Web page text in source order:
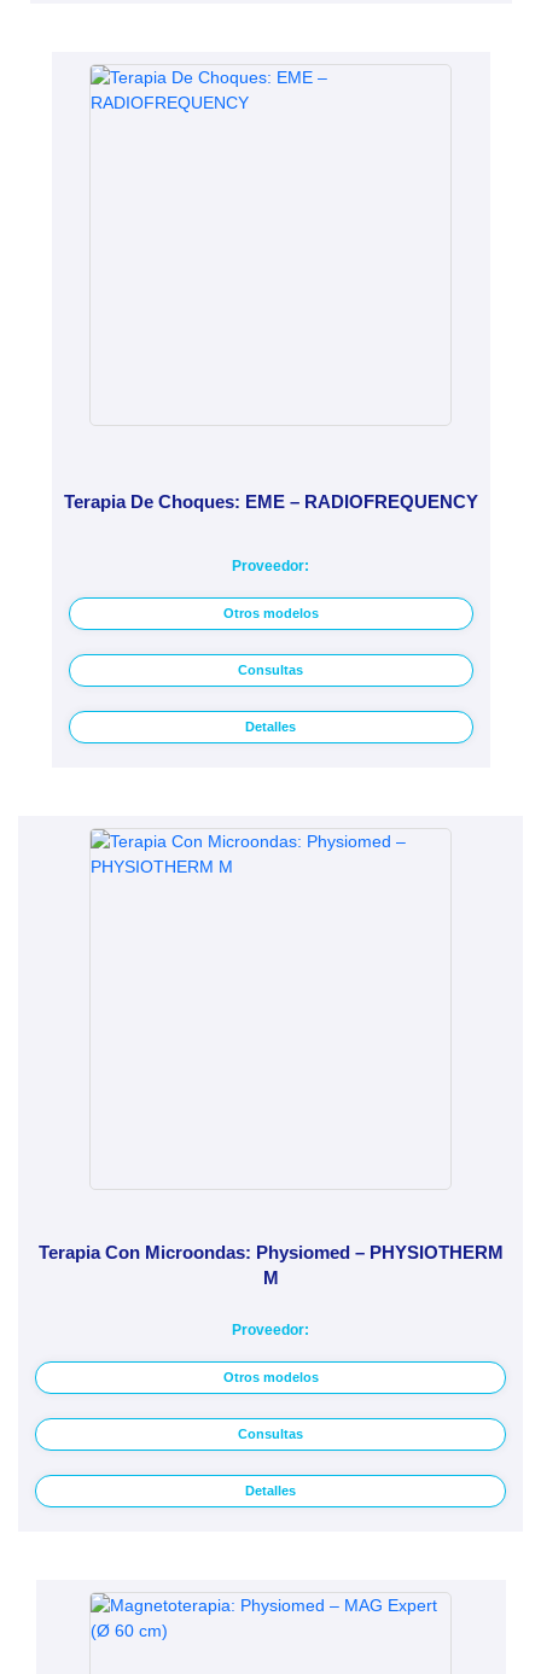
Terapia De Choques: EME – RADIOFREQUENCY
Proveedor:
Otros modelos
Consultas
Detalles
Terapia Con Microondas: Physiomed – PHYSIOTHERM
M
Proveedor:
Otros modelos
Consultas
Detalles